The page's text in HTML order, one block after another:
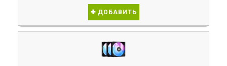
ДОБАВИТЬ